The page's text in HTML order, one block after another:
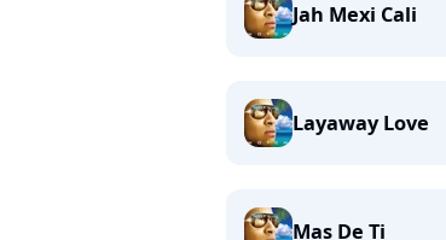
Jah Mexi Cali
Layaway Love
Mas De Ti